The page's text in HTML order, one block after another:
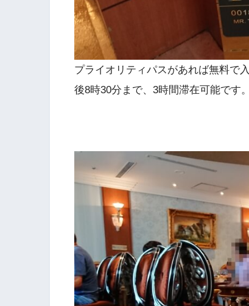
プライオリティパスがあれば無料で
後8時30分まで、3時間滞在可能です。